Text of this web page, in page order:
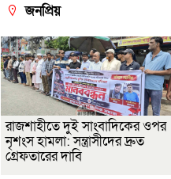
জনপ্রিয়
রাজশাহীতে দুই সাংবাদিকের ওপর
নৃশংস হামলা: সন্ত্রাসীদের দ্রুত
গ্রেফতারের দাবি